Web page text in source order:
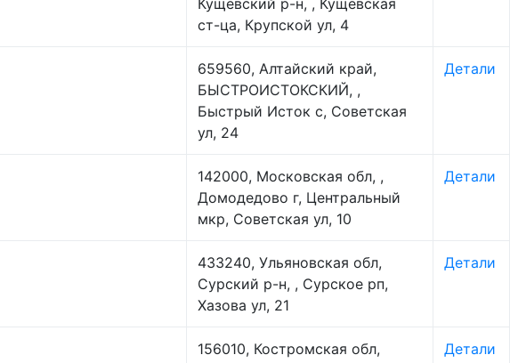
Кущевский р-н, , Кущевская
ст-ца, Крупской ул, 4
659560, Алтайский край,
БЫСТРОИСТОКСКИЙ, ,
Быстрый Исток с, Советская
ул, 24
Детали
142000, Московская обл, ,
Домодедово г, Центральный
мкр, Советская ул, 10
Детали
433240, Ульяновская обл,
Сурский р-н, , Сурское рп,
Хазова ул, 21
Детали
156010, Костромская обл,
Детали